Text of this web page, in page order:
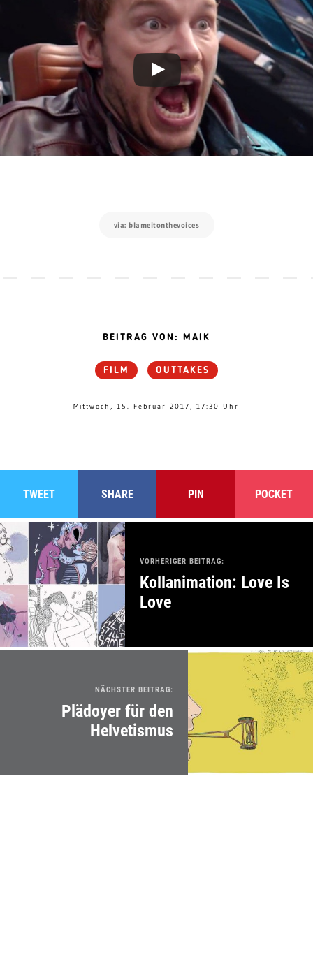
via: blameitonthevoices
BEITRAG VON: MAIK
FILM OUTTAKES
Mittwoch, 15. Februar 2017, 17:30 Uhr
TWEET SHARE PIN POCKET
VORHERIGER BEITRAG:
Kollanimation: Love Is
Love
NÄCHSTER BEITRAG:
Plädoyer für den
Helvetismus